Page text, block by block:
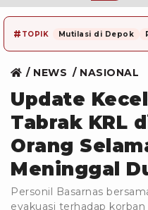
# TOPIK Mutilasi di Depok
NEWS NASIONAL
Update
Tabrak KRL
Orang
Meninggal
Personil Basarnas
evakuasi terhadap